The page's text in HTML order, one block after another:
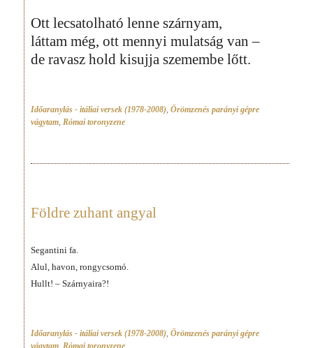
Ott lecsatolható lenne szárnyam,
láttam még, ott mennyi mulatság van –
de ravasz hold kisujja szemembe lőtt.
Időaranylás - itáliai versek (1978-2008), Örömzenés parányi gépre
vágytam, Római toronyzene
Földre zuhant angyal
Segantini fa.
Alul, havon, rongycsomó.
Hullt! – Szárnyaira?!
Időaranylás - itáliai versek (1978-2008), Örömzenés parányi gépre
vágytam, Római toronyzene